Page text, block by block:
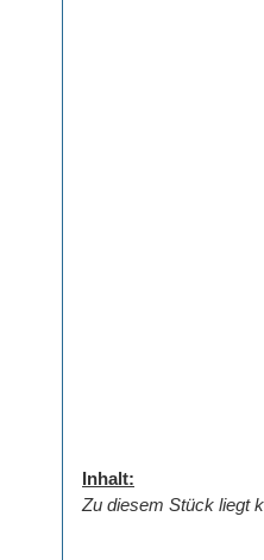
Inhalt:
Zu diesem Stück liegt